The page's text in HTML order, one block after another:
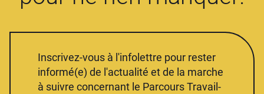
Inscrivez-vous à l'infolettre pour rester
informé(e) de l'actualité et de la marche
à suivre concernant le Parcours Travail-